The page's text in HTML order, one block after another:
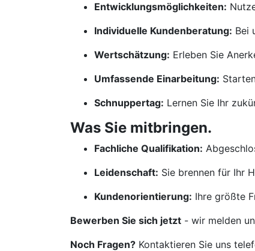
Entwicklungsmöglichkeiten:
Individuelle Kundenberatung: Bei
Wertschätzung: Erleben Sie
Umfassende Einarbeitung:
Schnuppertag: Lernen Sie Ihr
Was Sie mitbringen.
Fachliche Qualifikation:
Leidenschaft: Sie brennen für Ihr
Kundenorientierung: Ihre größte
Bewerben Sie sich jetzt - wir melden
Noch Fragen? Kontaktieren Sie uns